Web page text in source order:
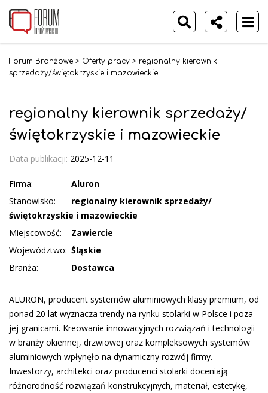
Forum Branżowe > Oferty pracy > regionalny kierownik
sprzedaży/świętokrzyskie i mazowieckie
regionalny kierownik sprzedaży/
świętokrzyskie i mazowieckie
Data publikacji: 2025-12-11
Firma:
Aluron
Stanowisko:
regionalny kierownik sprzedaży/
świętokrzyskie i mazowieckie
Miejscowość:
Zawiercie
Województwo: Śląskie
Branża:
Dostawca
ALURON, producent systemów aluminiowych klasy premium, od
ponad 20 lat wyznacza trendy na rynku stolarki w Polsce i poza
jej granicami. Kreowanie innowacyjnych rozwiązań i technologii
w branży okiennej, drzwiowej oraz kompleksowych systemów
aluminiowych wpłynęło na dynamiczny rozwój firmy.
Inwestorzy, architekci oraz producenci stolarki doceniają
różnorodność rozwiązań konstrukcyjnych, materiał, estetykę,